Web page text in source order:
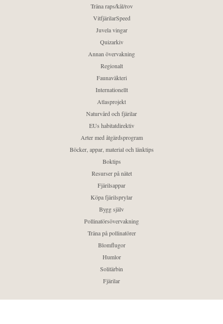
Träna raps/kål/rov
VitfjärilarSpeed
Juvela vingar
Quizarkiv
Annan övervakning
Regionalt
Faunaväkteri
Internationellt
Atlasprojekt
Naturvård och fjärilar
EUs habitatdirektiv
Arter med åtgärdsprogram
Böcker, appar, material och länktips
Boktips
Resurser på nätet
Fjärilsappar
Köpa fjärilsprylar
Bygg själv
Pollinatörsövervakning
Träna på pollinatörer
Blomflugor
Humlor
Solitärbin
Fjärilar